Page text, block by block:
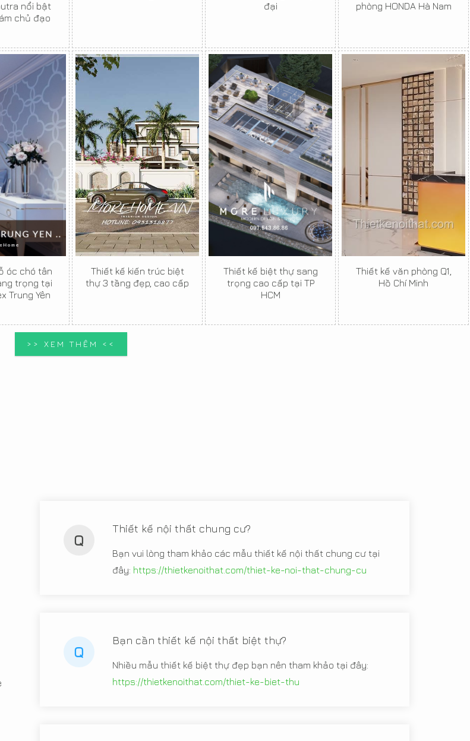
nổi bật
chủ đạo
đại
phòng HONDA Hà Nam
óc chó tân
trọng tại
Trung Yên
Thiết kế kiến trúc biệt
thự 3 tầng đẹp, cao cấp
Thiết kế biệt thự sang
trọng cao cấp tại TP
HCM
Thiết kế văn phòng Q1,
Hồ Chí Minh
>> XEM THÊM <<
Q
Thiết kế nội thất chung cư?
Bạn vui lòng tham khảo các mẫu thiết kế nội thất chung cư tại
đây: https://thietkenoithat.com/thiet-ke-noi-that-chung-cu
Q
Bạn cần thiết kế nội thất biệt thự?
Nhiều mẫu thiết kế biệt thự đẹp bạn nên tham khảo tại đây:
https://thietkenoithat.com/thiet-ke-biet-thu